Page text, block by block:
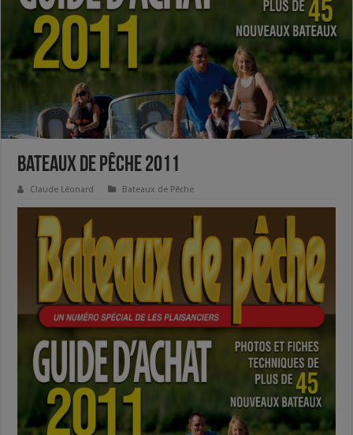
Bateaux de Pêche 2011
Claude Léonard Bateaux de Pêche